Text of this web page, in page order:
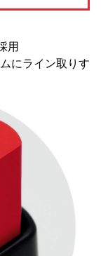
用
にライン取りす